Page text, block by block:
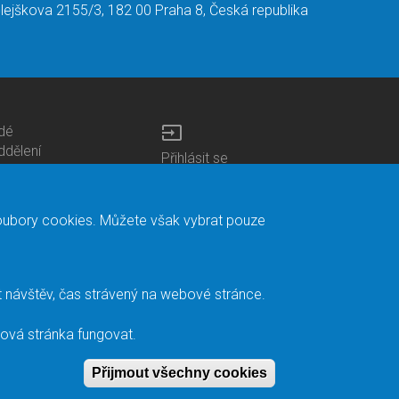
2155/3, 182 00 Praha 8, Česká republika
nám
oznamovací
input
Login
Přihlásit se
Mapa stránek
cookies. Můžete však vybrat pouze
čas strávený na webové stránce.
stránka fungovat.
Přijmout všechny cookies